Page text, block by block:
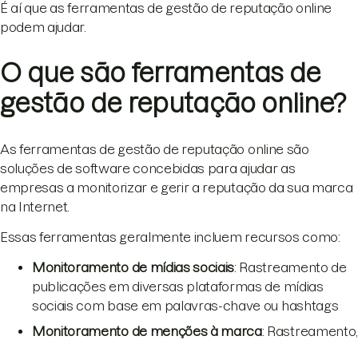
É aí que as ferramentas de gestão de reputação online
podem ajudar.
O que são ferramentas de
gestão de reputação online?
As ferramentas de gestão de reputação online são
soluções de software concebidas para ajudar as
empresas a monitorizar e gerir a reputação da sua marca
na Internet.
Essas ferramentas geralmente incluem recursos como:
Monitoramento de mídias sociais: Rastreamento de
publicações em diversas plataformas de mídias
sociais com base em palavras-chave ou hashtags
Monitoramento de menções à marca: Rastreamento,